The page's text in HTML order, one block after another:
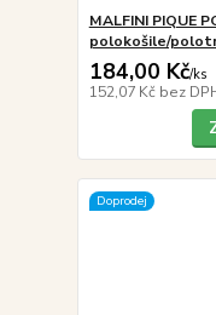
MALFINI PIQUE
polokošile/
184,00 Kč/ks
152,07 Kč bez
Doprodej